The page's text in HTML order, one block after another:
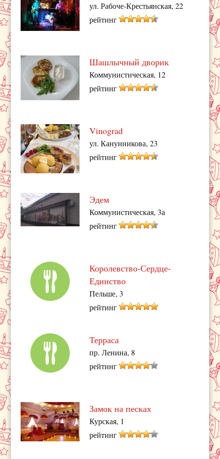
ул. Рабоче-Крестьянская, 22
рейтинг
Шашлычный дворик
Коммунистическая, 12
рейтинг
Vinograd
ул. Канунникова, 23
рейтинг
Эдем
Коммунистическая, 3а
рейтинг
Королевство-Сердце-
Единство
Пельше, 3
рейтинг
Терраса
пр. Ленина, 8
рейтинг
Замок на песках
Курская, 1
рейтинг